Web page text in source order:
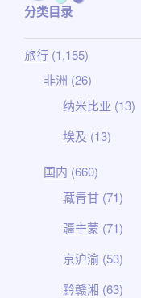
分类目录
旅行 (1,155)
非洲 (26)
纳米比亚 (13)
埃及 (13)
国内 (660)
藏青甘 (71)
疆宁蒙 (71)
京沪渝 (53)
黔赣湘 (63)